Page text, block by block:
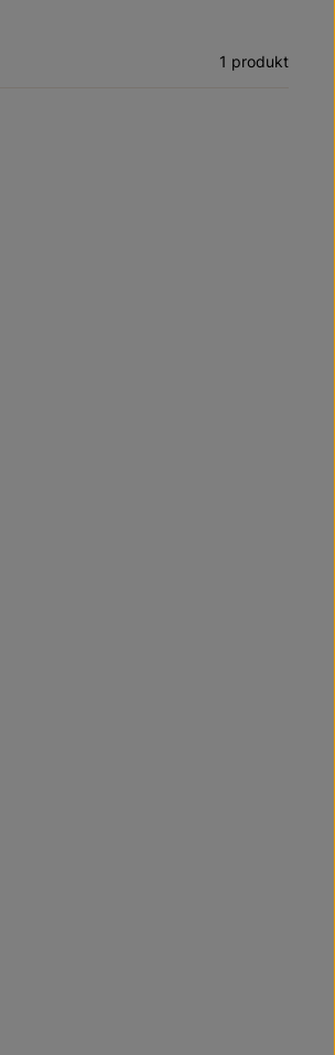
1 produkt